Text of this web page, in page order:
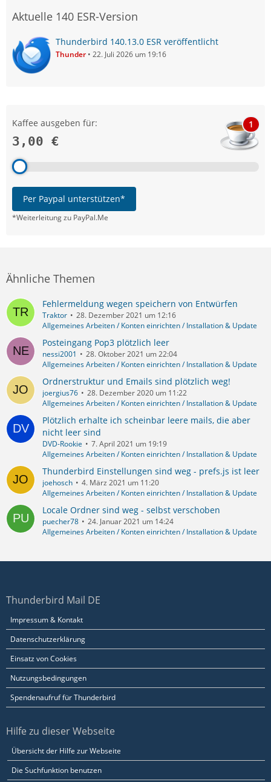
Aktuelle 140 ESR-Version
Thunderbird 140.13.0 ESR veröffentlicht
Thunder 22. Juli 2026 um 19:16
Kaffee ausgeben für:
3,00 €
1
Per Paypal unterstützen*
*Weiterleitung zu PayPal.Me
Ähnliche Themen
Fehlermeldung wegen speichern von Entwürfen
Traktor
28. Dezember 2021 um 12:16
Allgemeines Arbeiten / Konten einrichten / Installation & Update
Posteingang Pop3 plötzlich leer
nessi2001
28. Oktober 2021 um 22:04
Allgemeines Arbeiten / Konten einrichten / Installation & Update
Ordnerstruktur und Emails sind plötzlich weg!
joergius76
28. Dezember 2020 um 11:22
Allgemeines Arbeiten / Konten einrichten / Installation & Update
Plötzlich erhalte ich scheinbar leere mails, die aber
nicht leer sind
DVD-Rookie
7. April 2021 um 19:19
Allgemeines Arbeiten / Konten einrichten / Installation & Update
Thunderbird Einstellungen sind weg - prefs.js ist leer
joehosch
4. März 2021 um 11:20
Allgemeines Arbeiten / Konten einrichten / Installation & Update
Locale Ordner sind weg - selbst verschoben
puecher78
24. Januar 2021 um 14:24
Allgemeines Arbeiten / Konten einrichten / Installation & Update
Thunderbird Mail DE
Impressum & Kontakt
Datenschutzerklärung
Einsatz von Cookies
Nutzungsbedingungen
Spendenaufruf für Thunderbird
Hilfe zu dieser Webseite
Übersicht der Hilfe zur Webseite
Die Suchfunktion benutzen